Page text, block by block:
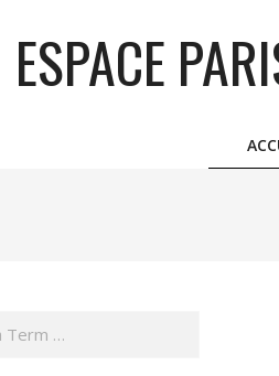
ESPACE